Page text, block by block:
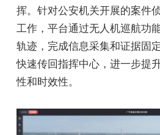
挥。针对公安机关开展的案件
工作，平台通过无人机巡航功
轨迹，完成信息采集和证据固
快速传回指挥中心，进一步提
性和时效性。